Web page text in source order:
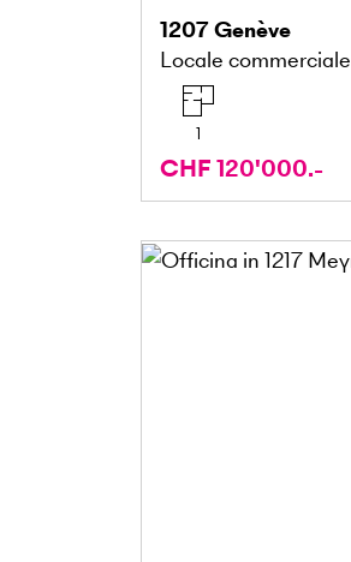
1207Genève
Locale commerciale
1
CHF 120'000.-